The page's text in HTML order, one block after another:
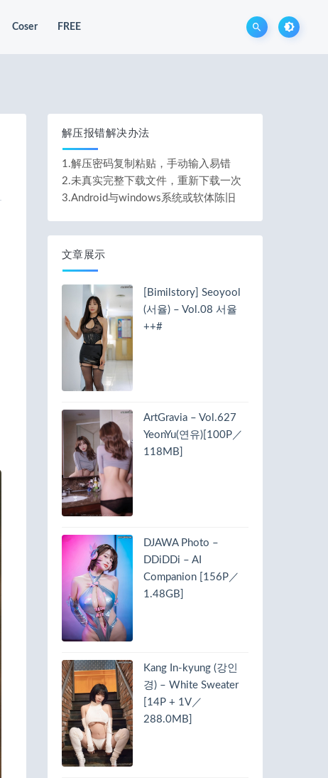
Coser FREE
解压报错解决办法
1.解压密码复制粘贴，手动输入易错
2.未真实完整下载文件，重新下载一次
3.Android与windows系统或软体陈旧
文章展示
[Bimilstory] Seoyool
(서율) – Vol.08 서율
++#
ArtGravia – Vol.627
YeonYu(연유)[100P／
118MB]
DJAWA Photo –
DDiDDi – AI
Companion [156P／
1.48GB]
Kang In-kyung (강인
경) – White Sweater
[14P + 1V／
288.0MB]